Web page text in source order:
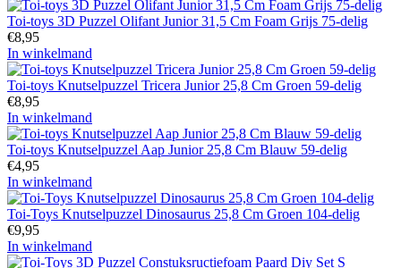
Toi-toys 3D Puzzel Olifant Junior 31,5 Cm Foam Grijs 75-delig
€8,95
In winkelmand
Toi-toys Knutselpuzzel Tricera Junior 25,8 Cm Groen 59-delig
€8,95
In winkelmand
Toi-toys Knutselpuzzel Aap Junior 25,8 Cm Blauw 59-delig
€4,95
In winkelmand
Toi-Toys Knutselpuzzel Dinosaurus 25,8 Cm Groen 104-delig
€9,95
In winkelmand